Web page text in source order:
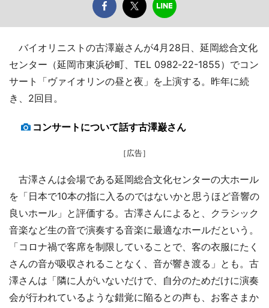
バイオリニストの古澤巌さんが4月28日、延岡総合文化
センター（延岡市東浜砂町、TEL 0982‐22-1855）でコン
サート「ヴァイオリンの昼と夜」を上演する。昨年に続
き、2回目。
コンサートについて話す古澤巌さん
［広告］
古澤さんは会場である延岡総合文化センターの大ホール
を「日本で10本の指に入るのではないかと思うほど音響の
良いホール」と評価する。古澤さんによると、クラシック
音楽など生の音で演奏する音楽に最適なホールだという。
「コロナ禍で客席を制限していることで、客の衣服にたく
さんの音が吸収されることなく、音が響き渡る」とも。古
澤さんは「隣に人がいないだけで、自分のためだけに演奏
会が行われているような錯覚に陥るとの声も、お客さまか